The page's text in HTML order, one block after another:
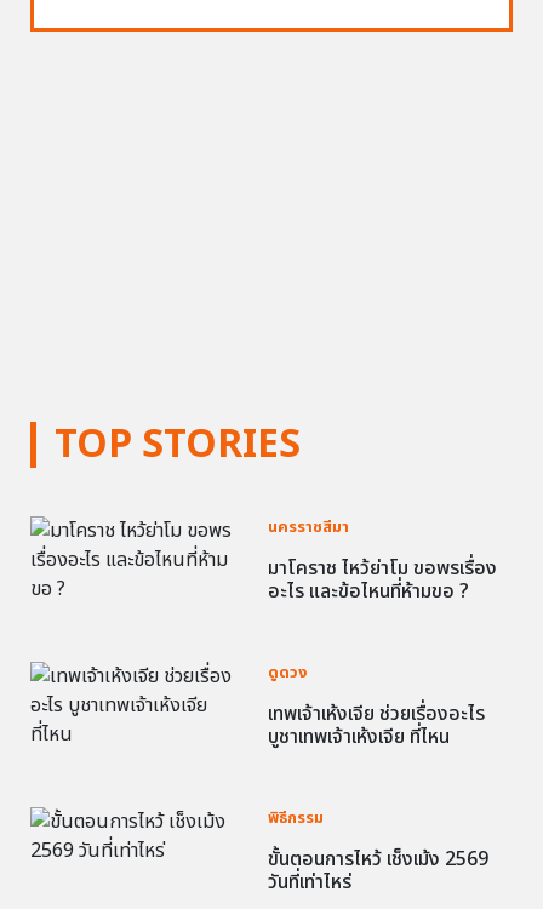
TOP STORIES
นครราชสีมา
มาโคราช ไหว้ย่าโม ขอพรเรื่อง
อะไร และข้อไหนที่ห้ามขอ ?
ดูดวง
เทพเจ้าเห้งเจีย ช่วยเรื่องอะไร
บูชาเทพเจ้าเห้งเจีย ที่ไหน
พิธีกรรม
ขั้นตอนการไหว้ เช็งเม้ง 2569
วันที่เท่าไหร่